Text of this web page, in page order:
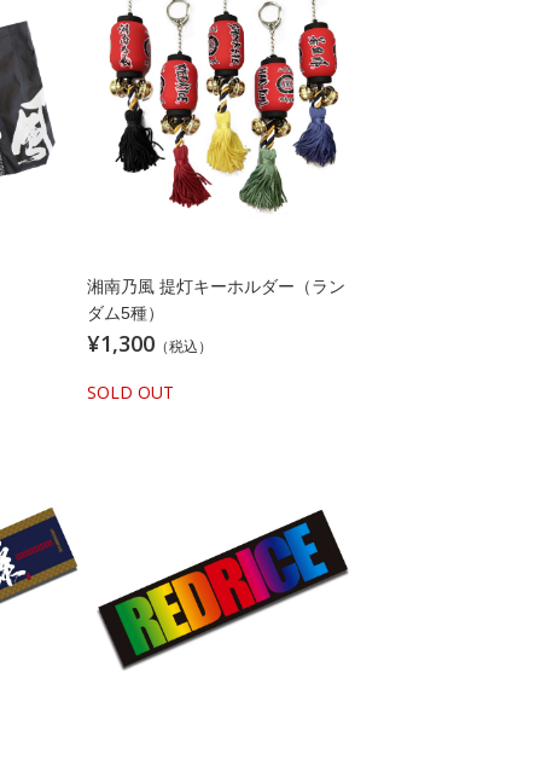
湘南乃風 提灯キーホルダー（ラン
ダム5種）
¥1,300 （税込）
SOLD OUT